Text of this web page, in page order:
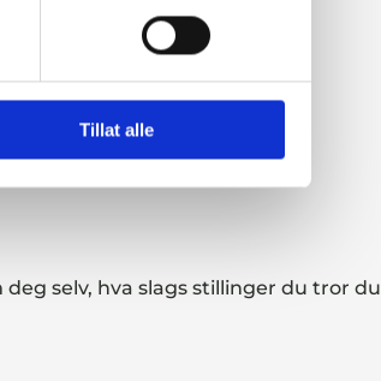
Tillat alle
selv, hva slags stillinger du tror